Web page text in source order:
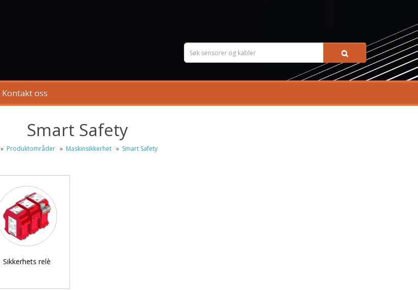
Kontakt oss
Smart Safety
» Produktområder » Maskinsikkerhet » Smart Safety
Sikkerhets relè